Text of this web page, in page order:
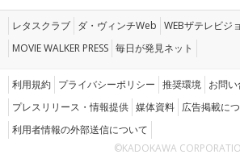
レタスクラブ ダ・ヴィンチWeb WEBザテレビジ
MOVIE WALKER PRESS 毎日が発見ネット
利用規約 プライバシーポリシー 推奨環境 お問
プレスリリース・情報提供 媒体資料 広告掲載に
利用者情報の外部送信について
©KADOKAWA